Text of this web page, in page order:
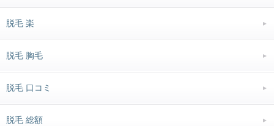
脱毛 楽
脱毛 胸毛
脱毛 口コミ
脱毛 総額